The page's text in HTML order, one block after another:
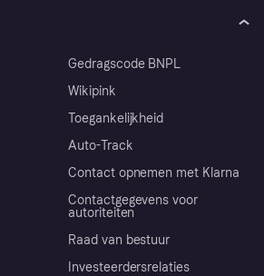
Gedragscode BNPL
Wikipink
Toegankelijkheid
Auto-Track
Contact opnemen met Klarna
Contactgegevens voor
autoriteiten
Raad van bestuur
Investeerdersrelaties